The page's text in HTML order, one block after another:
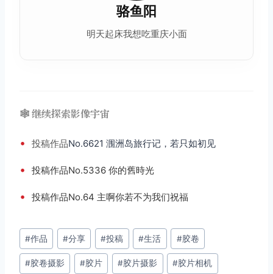
骆鱼阳
明天起床我想吃重庆小面
🕸️ 继续探索影像宇宙
• 投稿作品No.6621 涠洲岛旅行记，若只如初见
• 投稿作品No.5336 你的舊時光
• 投稿作品No.64 主啊你若不为我们祝福
文
章
标
#作品 #分享 #投稿 #生活 #胶卷
#胶卷摄影 #胶片 #胶片摄影 #胶片相机